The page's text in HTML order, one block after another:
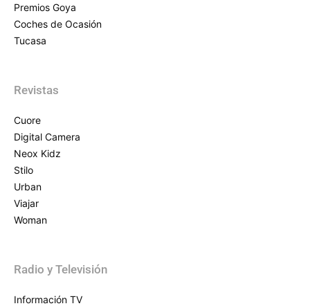
Premios Goya
Coches de Ocasión
Tucasa
Revistas
Cuore
Digital Camera
Neox Kidz
Stilo
Urban
Viajar
Woman
Radio y Televisión
Información TV